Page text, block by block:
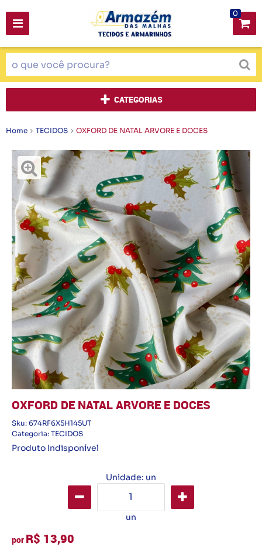
0
CATEGORIAS
Home TECIDOS OXFORD DE NATAL ARVORE E DOCES
OXFORD DE NATAL ARVORE E DOCES
Sku: 674RF6X5H145UT
Categoria: TECIDOS
Produto Indisponível
Unidade: un
un
por R$ 13,90